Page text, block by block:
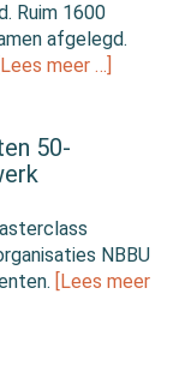
Ruim 1600
afgelegd.
[Lees meer …]
50-
NBBU
[Lees meer